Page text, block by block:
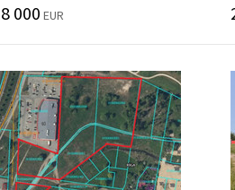
000 EUR